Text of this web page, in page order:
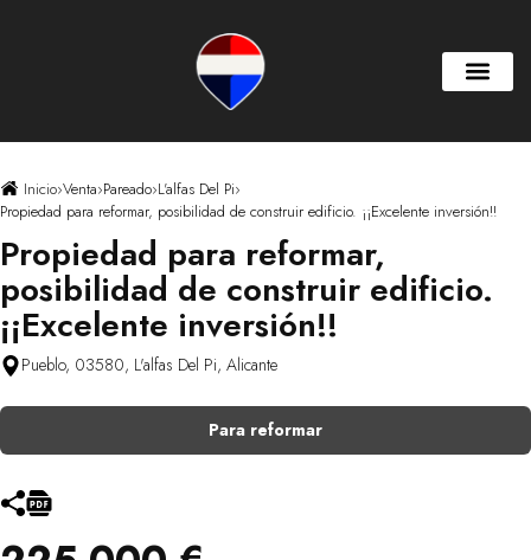
Inicio›Venta›Pareado›L'alfas Del Pi›
Propiedad para reformar, posibilidad de construir edificio. ¡¡Excelente inversión!!
Propiedad para reformar,
posibilidad de construir edificio.
¡¡Excelente inversión!!
Pueblo, 03580, L'alfas Del Pi, Alicante
Para reformar